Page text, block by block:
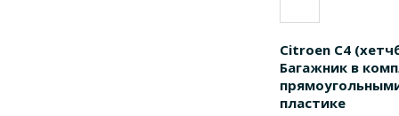
Citroen C4
Багажник в
пластике